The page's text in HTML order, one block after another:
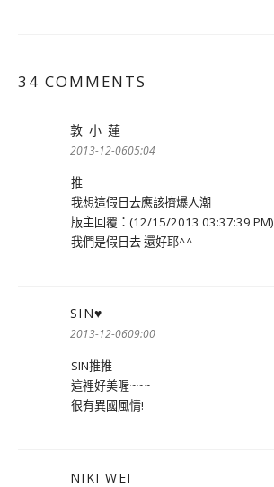
34 COMMENTS
敦 小 蓮
示:
2013-12-0605:04
推
我想這假日去應該擠爆人潮
版主回覆：(12/15/2013 03:37:39 PM)
我們是假日去 還好耶^^
SIN♥
示:
2013-12-0609:00
SIN推推
這裡好美喔~~~
很有異國風情!
NIKI WEI